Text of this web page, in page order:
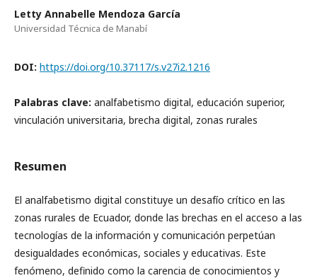
Letty Annabelle Mendoza García
Universidad Técnica de Manabí
DOI: https://doi.org/10.37117/s.v27i2.1216
Palabras clave: analfabetismo digital, educación superior,
vinculación universitaria, brecha digital, zonas rurales
Resumen
El analfabetismo digital constituye un desafío crítico en las
zonas rurales de Ecuador, donde las brechas en el acceso a las
tecnologías de la información y comunicación perpetúan
desigualdades económicas, sociales y educativas. Este
fenómeno, definido como la carencia de conocimientos y